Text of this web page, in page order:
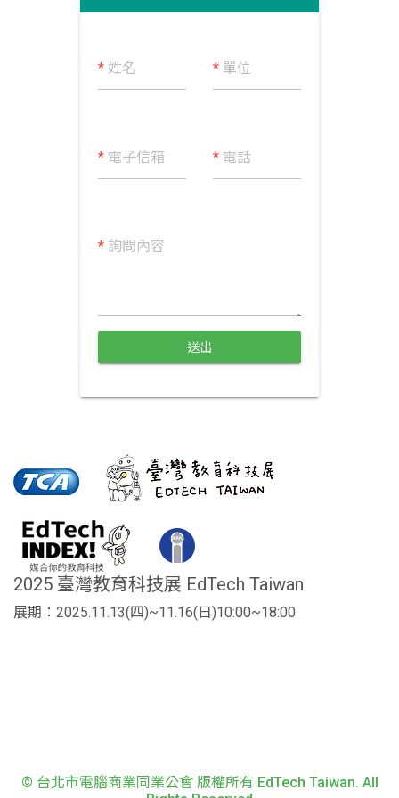
*姓名 * 單位
*電子信箱 * 電話
*詢問內容
送出
2025 臺灣教育科技展 EdTech Taiwan
展期：2025.11.13(四)~11.16(日)10:00~18:00
© 台北市電腦商業同業公會 版權所有 EdTech Taiwan. All